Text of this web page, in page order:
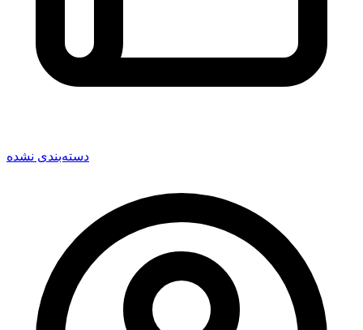
دسته‌بندی نشده